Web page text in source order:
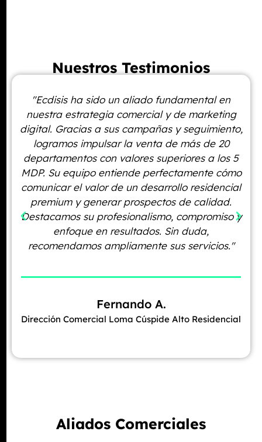
Nuestros Testimonios
"Ecdisis ha sido un aliado fundamental en
nuestra estrategia comercial y de marketing
digital. Gracias a sus campañas y seguimiento,
logramos impulsar la venta de más de 20
departamentos con valores superiores a los 5
MDP. Su equipo entiende perfectamente cómo
comunicar el valor de un desarrollo residencial
premium y generar prospectos de calidad.
Destacamos su profesionalismo, compromiso y
enfoque en resultados. Sin duda,
recomendamos ampliamente sus servicios."
Fernando A.
Dirección Comercial Loma Cúspide Alto Residencial
Aliados Comerciales